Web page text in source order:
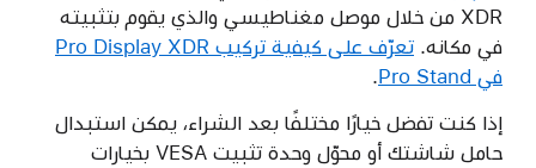
XDR من خلال موصل مغناطيسي والذي يقوم بتثبيته
في مكانه.
تعرّف على كيفية تركيب Pro Display XDR
في Pro Stand
.
إذا كنت تفضل خيارًا مختلفًا بعد الشراء، يمكن استبدال
حامل شاشتك أو محوّل وحدة تثبيت VESA بخيارات